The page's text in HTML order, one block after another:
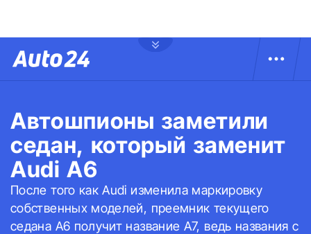
Автошпионы заметили
седан, который заменит
Audi A6
После того как Audi изменила маркировку
собственных моделей, преемник текущего
седана A6 получит название A7, ведь названия с